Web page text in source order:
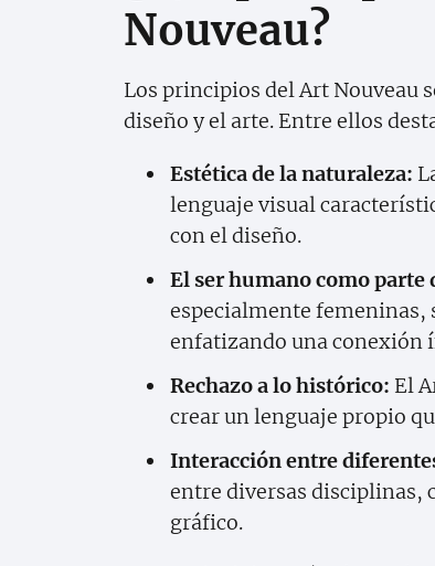
Nouveau?
Los principios del Art Nouveau
diseño y el arte. Entre ellos
Estética de la naturaleza:
lenguaje visual
con el diseño.
El ser humano como parte
especialmente femeninas,
enfatizando una conexión
Rechazo a lo histórico: El
crear un lenguaje propio
Interacción entre
entre diversas disciplinas,
gráfico.